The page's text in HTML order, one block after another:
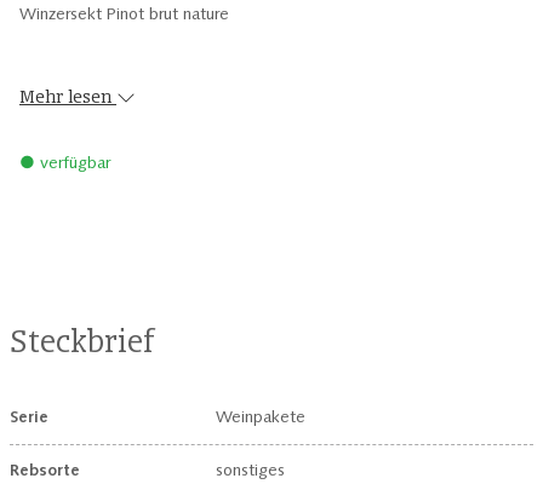
Winzersekt Pinot brut nature
Mehr lesen
● verfügbar
Steckbrief
Serie Weinpakete
Rebsorte sonstiges